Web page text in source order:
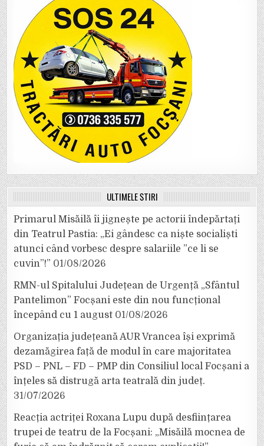
ULTIMELE ȘTIRI
Primarul Misăilă îi jignește pe actorii îndepărtați
din Teatrul Pastia: „Ei gândesc ca niște socialiști
atunci când vorbesc despre salariile ”ce li se
cuvin”!” 01/08/2026
RMN-ul Spitalului Județean de Urgență „Sfântul
Pantelimon” Focșani este din nou funcțional
începând cu 1 august 01/08/2026
Organizația județeană AUR Vrancea își exprimă
dezamăgirea față de modul în care majoritatea
PSD – PNL – FD – PMP din Consiliul local Focșani a
înțeles să distrugă arta teatrală din județ.
31/07/2026
Reacția actriței Roxana Lupu după desființarea
trupei de teatru de la Focșani: „Misăilă mocnea de